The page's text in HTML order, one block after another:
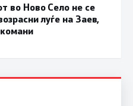
во Ново Село не се
луѓе на Заев,